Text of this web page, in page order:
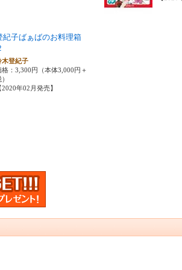
紀子ばぁばのお料理箱
木登紀子
格：3,300円（本体3,000円＋
2020年02月発売】